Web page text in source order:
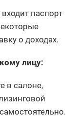
паспорт
о доходах.
лицу:
в салоне,